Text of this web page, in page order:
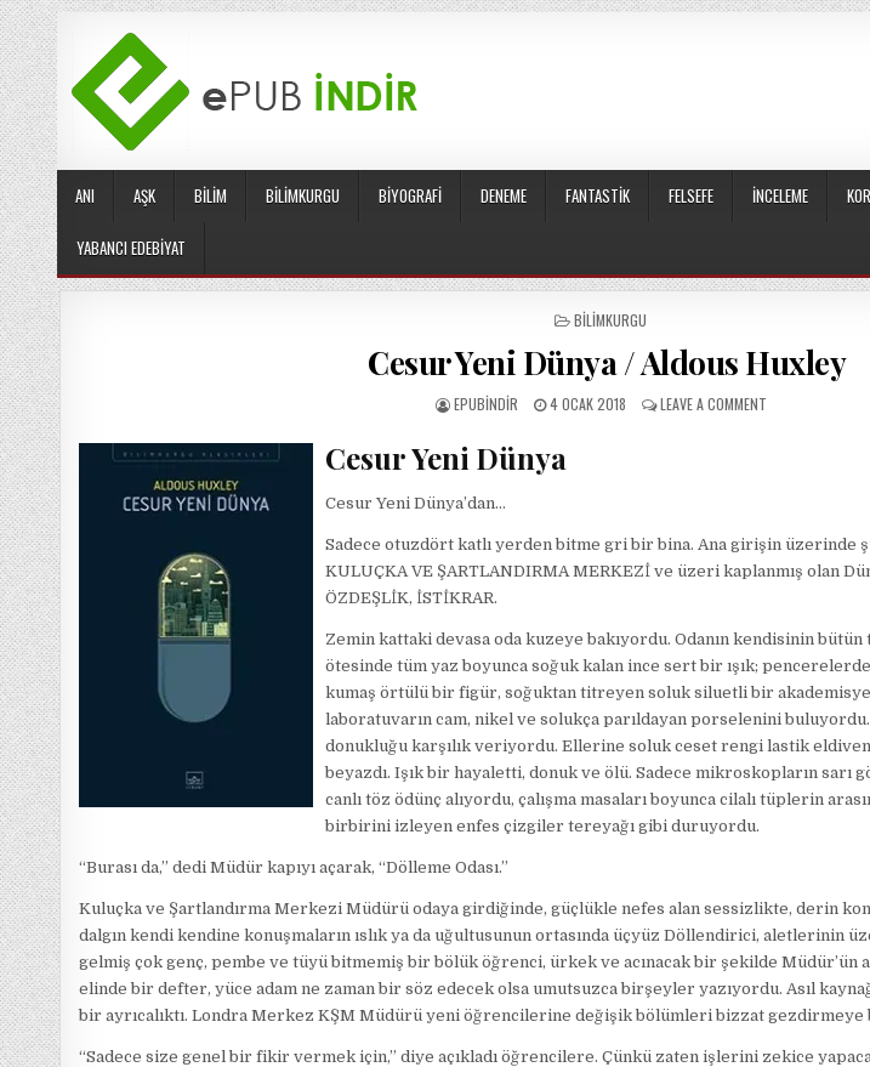
Skip
to
content
ANI AŞK BILIM BILIMKURGU BIYOGRAFI DENEME FANTASTIK FELSEFE İNCELEME
YABANCI EDEBIYAT
POSTED
BILIMKURGU
Cesur Yeni Dünya / Aldous Huxley
AUTHOR:
EPUBINDIR
PUBLISHED
4 OCAK 2018 LEAVE A COMMENTON
Cesur Yeni Dünya
Cesur Yeni Dünya’dan…
Sadece otuzdört katlı yerden bitme gri bir bina. Ana girişin üzerinde
KULUÇKA VE ŞARTLANDIRMA MERKEZİ ve üzeri kaplanmış olan
ÖZDEŞLİK, İSTİKRAR.
Zemin kattaki devasa oda kuzeye bakıyordu. Odanın kendisinin bütün
ötesinde tüm yaz boyunca soğuk kalan ince sert bir ışık;
kumaş örtülü bir figür, soğuktan titreyen soluk siluetli bir
laboratuvarın cam, nikel ve solukça parıldayan porselenini buluyordu.
donukluğu karşılık veriyordu. Ellerine soluk ceset rengi lastik
beyazdı. Işık bir hayaletti, donuk ve ölü. Sadece mikroskopların
canlı töz ödünç alıyordu, çalışma masaları boyunca cilalı tüplerin
birbirini izleyen enfes çizgiler tereyağı gibi duruyordu.
“Burası da,” dedi Müdür kapıyı açarak, “Dölleme Odası.”
Kuluçka ve Şartlandırma Merkezi Müdürü odaya girdiğinde, güçlükle nefes alan sessizlikte, derin
dalgın kendi kendine konuşmaların ıslık ya da uğultusunun ortasında üçyüz Döllendirici, aletlerinin
gelmiş çok genç, pembe ve tüyü bitmemiş bir bölük öğrenci, ürkek ve acınacak bir şekilde Müdür’ün
elinde bir defter, yüce adam ne zaman bir söz edecek olsa umutsuzca birşeyler yazıyordu. Asıl
bir ayrıcalıktı. Londra Merkez KŞM Müdürü yeni öğrencilerine değişik bölümleri bizzat gezdirmeye
“Sadece size genel bir fikir vermek için,” diye açıkladı öğrencilere. Çünkü zaten işlerini zekice